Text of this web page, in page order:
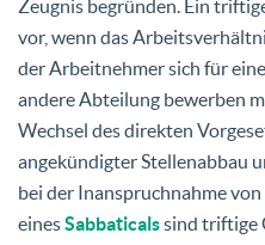
Zeugnis begründen. Ein
vor, wenn das
der Arbeitnehmer sich für
andere Abteilung bewerben
Wechsel des direkten
angekündigter Stellenabbau
bei der Inanspruchnahme von
einesSabbaticalssind triftige